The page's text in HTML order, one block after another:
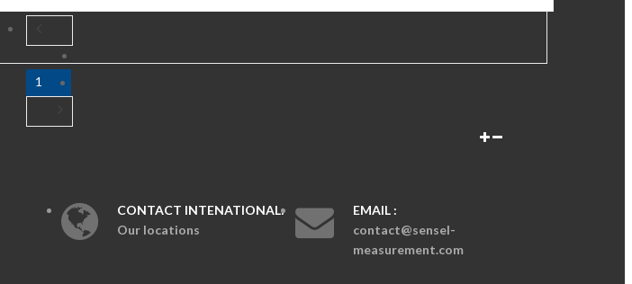
1
CONTACT INTENATIONAL:
Our locations
EMAIL :
contact@sensel-
measurement.com